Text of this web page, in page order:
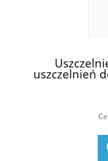
uszczelnień